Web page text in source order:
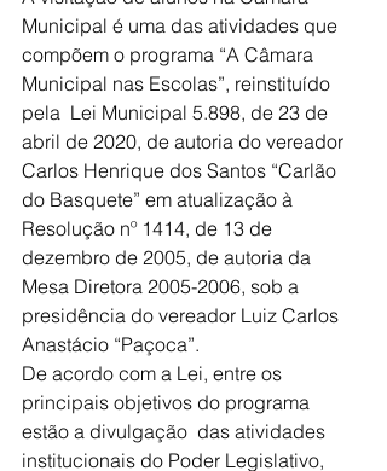
Municipal é uma das atividades que
compõem o programa “A Câmara
Municipal nas Escolas”, reinstituído
pela  Lei Municipal 5.898, de 23 de
abril de 2020, de autoria do vereador
Carlos Henrique dos Santos “Carlão
do Basquete” em atualização à
Resolução nº 1414, de 13 de
dezembro de 2005, de autoria da
Mesa Diretora 2005-2006, sob a
presidência do vereador Luiz Carlos
Anastácio “Paçoca”.
De acordo com a Lei, entre os
principais objetivos do programa
estão a divulgação  das atividades
institucionais do Poder Legislativo,